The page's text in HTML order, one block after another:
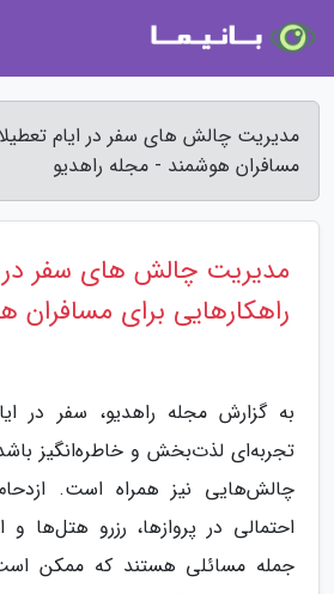
مدیریت چالش های سفر در ایام
مسافران هوشمند - مجله راهدیو
مدیریت چالش های سفر در
راهکارهایی برای مسافران
به گزارش مجله راهدیو، سفر در
تجربه‌ای لذت‌بخش و خاطره‌انگیز
چالش‌هایی نیز همراه است.
احتمالی در پروازها، رزرو هتل‌ها و
جمله مسائلی هستند که ممکن است